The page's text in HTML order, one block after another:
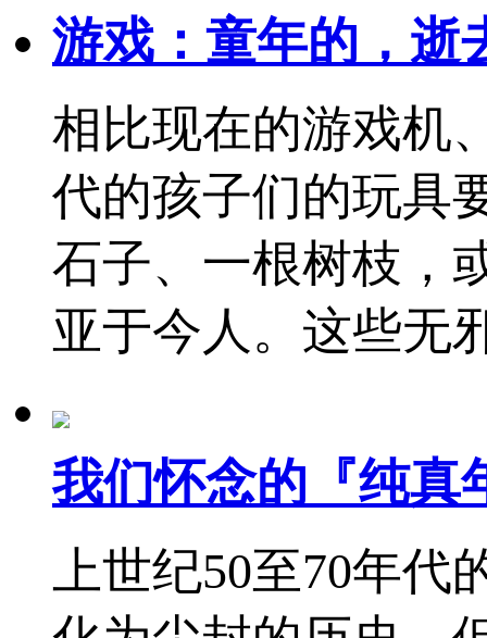
游戏：童年的，逝
相比现在的游戏机
代的孩子们的玩具
石子、一根树枝，
亚于今人。这些
我们怀念的『纯真
上世纪50至70年